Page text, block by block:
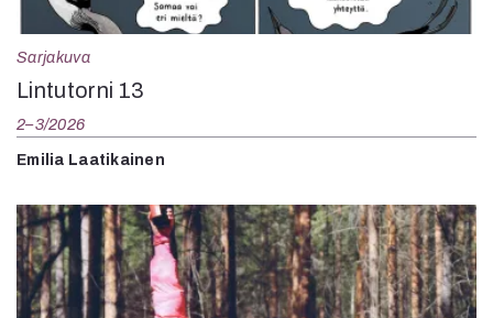
Sarjakuva
Lintutorni 13
2–3/2026
Emilia Laatikainen